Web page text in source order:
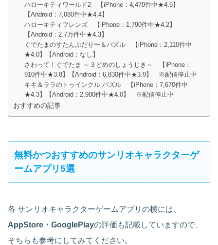
ハローキティワールド2 【iPhone：4,470件中★4.5】
【Android：7,080件中★4.4】
ハローキティフレンズ 【iPhone：1,790件中★4.2】
【Android：2.7万件中★4.3】
ぐでたまのすたんぷだり〜＆パズル 【iPhone：2,110件中
★4.0】【Android：なし】
さわって！ぐでたま ～３どめのしょうじき～ 【iPhone：
910件中★3.8】【Android：6,830件中★3.9】 ※配信停止中
キキ＆ララのトゥインクル パズル 【iPhone：7,670件中
★4.3】【Android：2,980件中★4.0】 ※配信停止中
おすすめの記事
無料かつおすすめのサンリオキャラクターゲ
ームアプリ5選
各 サンリオキャラクターゲームアプリの横には、
AppStore・GooglePlayの評価も記載していますので、
そちらも参考にしてみてください。